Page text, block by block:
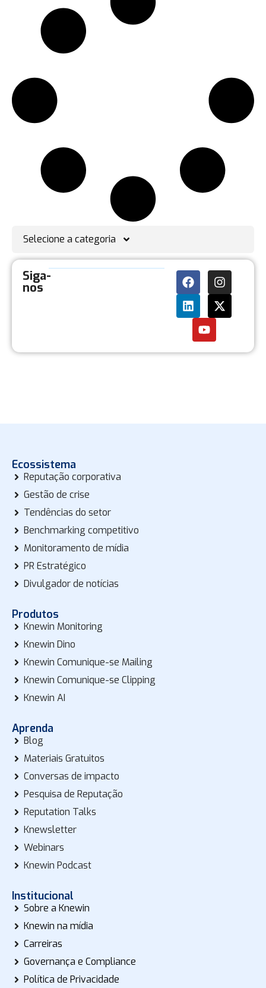
Selecione a categoria
Siga-
nos
Ecossistema
Reputação corporativa
Gestão de crise
Tendências do setor
Benchmarking competitivo
Monitoramento de mídia
PR Estratégico
Divulgador de notícias
Produtos
Knewin Monitoring
Knewin Dino
Knewin Comunique-se Mailing
Knewin Comunique-se Clipping
Knewin AI
Aprenda
Blog
Materiais Gratuitos
Conversas de impacto
Pesquisa de Reputação
Reputation Talks
Knewsletter
Webinars
Knewin Podcast
Institucional
Sobre a Knewin
Knewin na mídia
Carreiras
Governança e Compliance
Política de Privacidade